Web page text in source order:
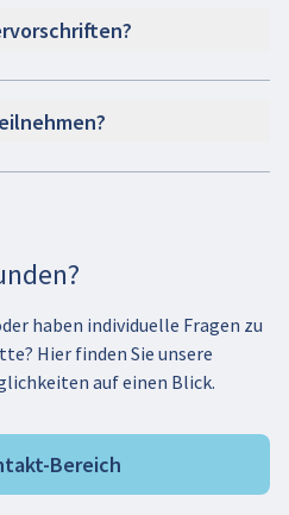
haben individuelle Fragen zu
Hier finden Sie unsere
auf einen Blick.
Bereich